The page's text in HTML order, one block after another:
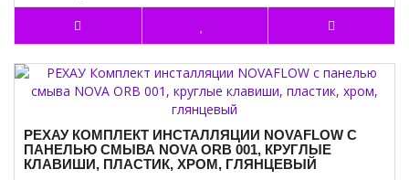
РЕХАУ КОМПЛЕКТ ИНСТАЛЛЯЦИИ NOVAFLOW С
ПАНЕЛЬЮ СМЫВА NOVA ORB 001, КРУГЛЫЕ
КЛАВИШИ, ПЛАСТИК, ХРОМ, ГЛЯНЦЕВЫЙ